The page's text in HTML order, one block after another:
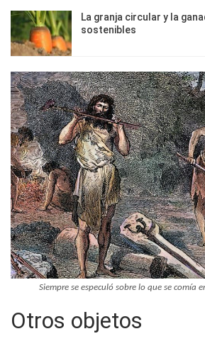
La granja circular y la
sostenibles
Siempre se especuló sobre lo que se comía
Otros objetos